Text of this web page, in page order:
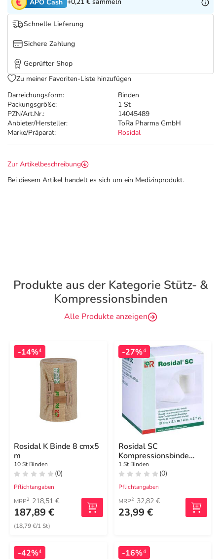
Tierapotheke
Vitamine & Mineralstoffe
Salus Deals
Darreichungsform:
Binden
Packungsgröße:
1 St
PZN/Art.Nr.:
14045489
Anbieter/Hersteller:
ToRa Pharma GmbH
Marke/Präparat:
Rosidal
APO Cash
Schnelle Lieferung
Sichere Zahlung
Geprüfter Shop
Zu meiner Favoriten-Liste hinzufügen
Zur Artikelbeschreibung
Bei diesem Artikel handelt es sich um ein Medizinprodukt.
Produkte aus der Kategorie Stütz- &
Kompressionsbinden
Alle Produkte anzeigen
-14%4
Rosidal K Binde 8 cmx5
m
10 St Binden
(0)
Pflichtangaben
MRP2 218,51 €
187,89 €
(18,79 €/1 St)
-27%4
Rosidal SC
Kompressionsbinde
weich 10cmx2,5m
1 St Binden
(0)
Pflichtangaben
MRP2 32,82 €
23,99 €
-42%4 -16%4